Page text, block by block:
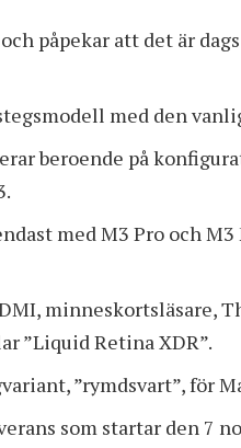
påpekar att det är
med den
beroende på
med M3 Pro och
minneskortsläsare,
”Liquid Retina XDR”.
”rymdsvart”, för
som startar den 7